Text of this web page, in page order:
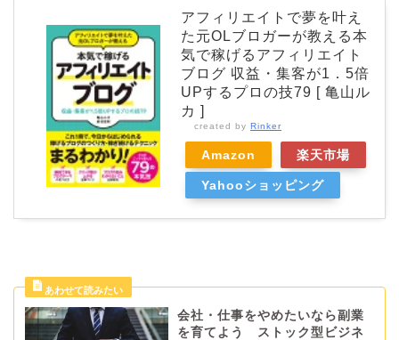
アフィリエイトで夢を叶え
た元OLブロガーが教える本
気で稼げるアフィリエイト
ブログ 収益・集客が1．5倍
UPするプロの技79 [ 亀山ル
カ ]
created by Rinker
Amazon 楽天市場
Yahooショッピング
会社・仕事をやめたいなら副業
を育てよう ストック型ビジネ